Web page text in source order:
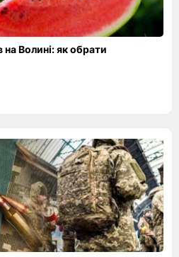
на Волині: як обрати